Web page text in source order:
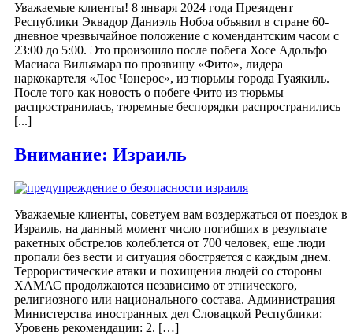
Уважаемые клиенты! 8 января 2024 года Президент
Республики Эквадор Даниэль Нобоа объявил в стране 60-
дневное чрезвычайное положение с комендантским часом с
23:00 до 5:00. Это произошло после побега Хосе Адольфо
Масиаса Вильямара по прозвищу «Фито», лидера
наркокартеля «Лос Чонерос», из тюрьмы города Гуаякиль.
После того как новость о побеге Фито из тюрьмы
распространилась, тюремные беспорядки распространились
[...]
Внимание: Израиль
Уважаемые клиенты, советуем вам воздержаться от поездок в
Израиль, на данный момент число погибших в результате
ракетных обстрелов колеблется от 700 человек, еще люди
пропали без вести и ситуация обостряется с каждым днем.
Террористические атаки и похищения людей со стороны
ХАМАС продолжаются независимо от этнического,
религиозного или национального состава. Администрация
Министерства иностранных дел Словацкой Республики:
Уровень рекомендации: 2. […]